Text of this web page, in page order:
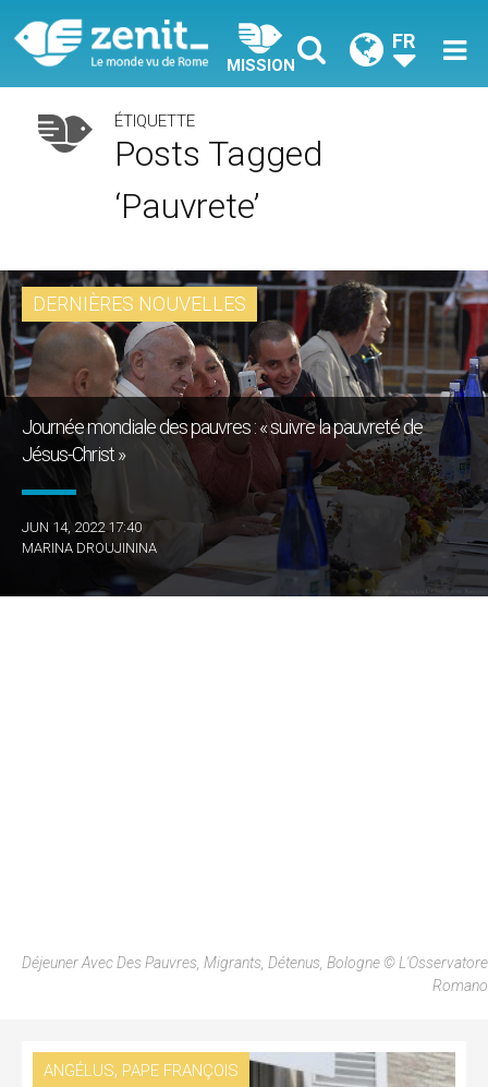
MISSION
FR
ÉTIQUETTE
Posts Tagged
‘pauvrete’
DERNIÈRES NOUVELLES
Journée mondiale des pauvres : « suivre la pauvreté de
Jésus-Christ »
JUN 14, 2022 17:40
MARINA DROUJININA
Déjeuner Avec Des Pauvres, Migrants, Détenus, Bologne © L'Osservatore
Romano
ANGÉLUS, PAPE FRANÇOIS